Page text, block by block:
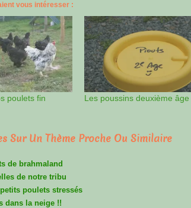
vous intéresser :
poulets fin
Les poussins deuxième âge
Sur Un Thème Proche Ou Similaire
de brahmaland
de notre tribu
poulets stressés
dans la neige !!